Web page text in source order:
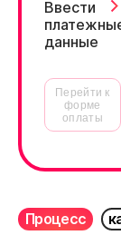
Ввести
данные
Перейти к
форме
оплаты
Процесс